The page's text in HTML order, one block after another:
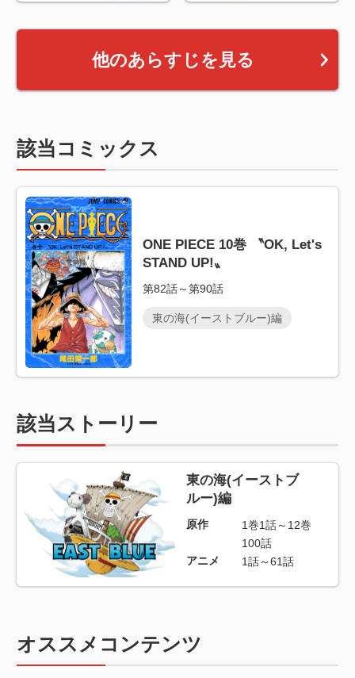
他のあらすじを見る
該当コミックス
ONE PIECE 10巻 〝OK, Let's
STAND UP!〟
第82話～第90話
東の海(イーストブルー)編
該当ストーリー
東の海(イーストブ
ルー)編
原作
1巻1話～12巻
100話
アニメ
1話～61話
オススメコンテンツ